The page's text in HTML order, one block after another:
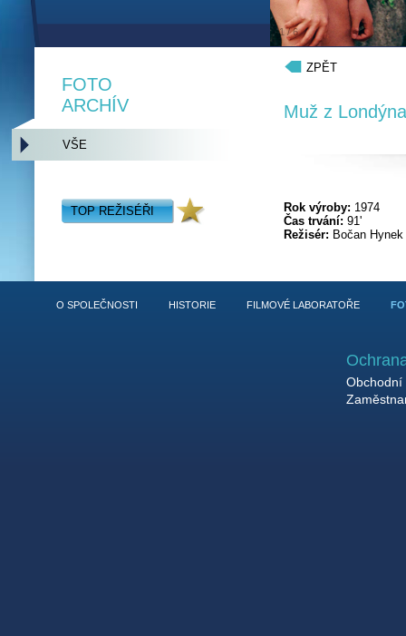
1/6
ZPĚT
Muž z Londýna
Rok výroby: 1974
Čas trvání: 91'
Režisér: Bočan Hynek
FOTO
ARCHÍV
VŠE
TOP REŽISÉŘI
O SPOLEČNOSTI HISTORIE FILMOVÉ LABORATOŘE
Obchodní